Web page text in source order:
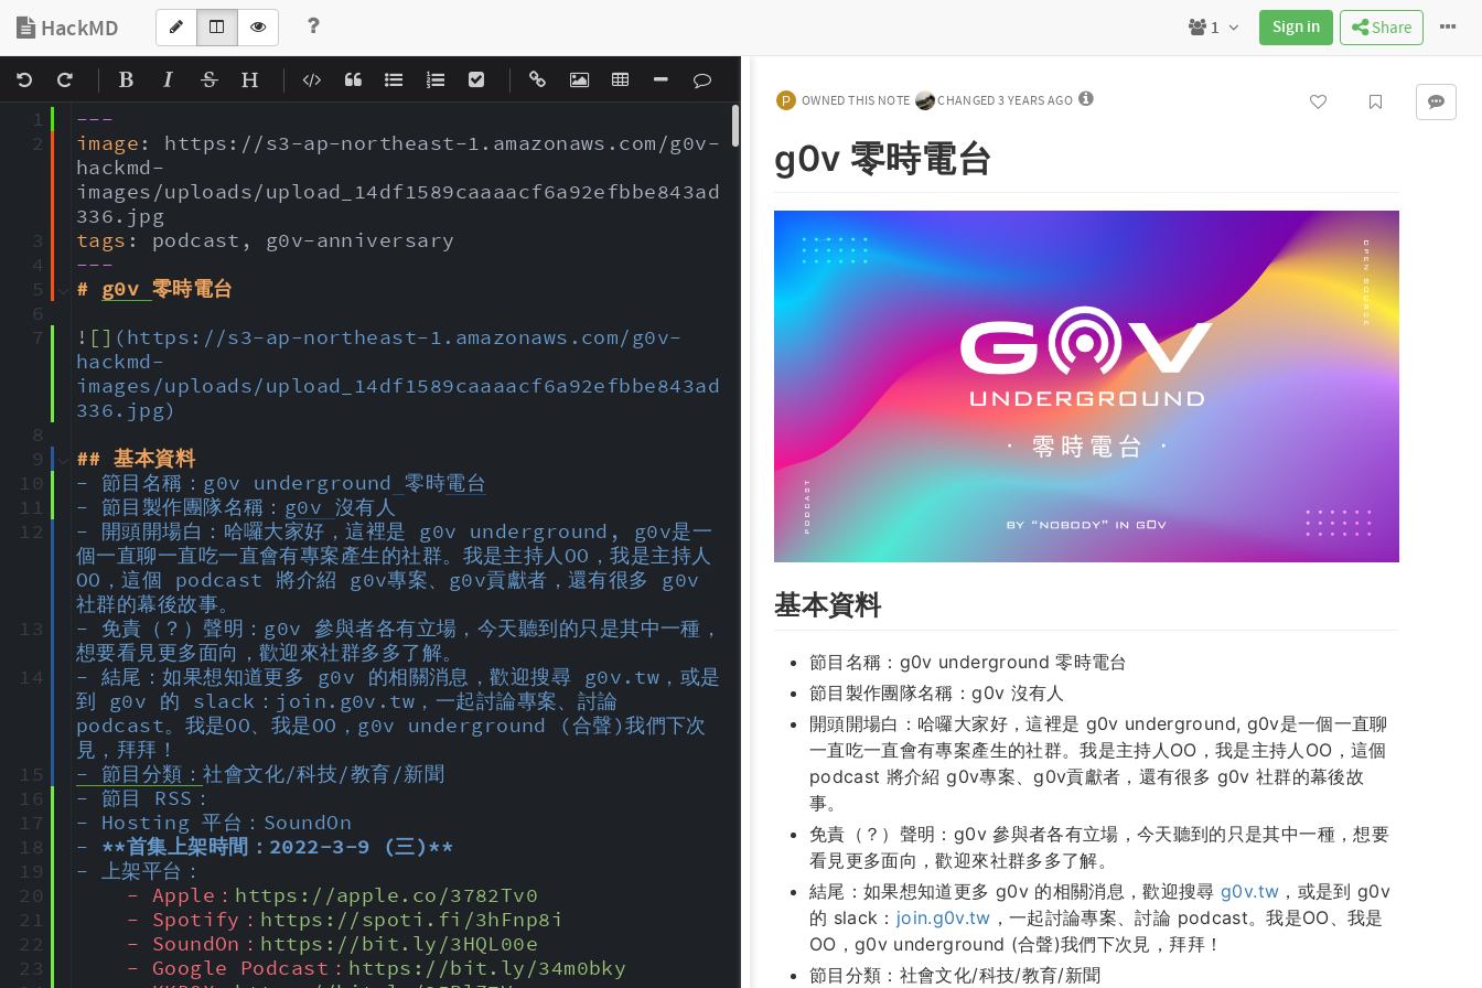
HackMD Share
1 Sign in
1
---
2
image : https : //s3-ap-northeast-1.amazonaws.com/g0v-
hackmd-
images/uploads/upload_14df1589caaaacf6a92efbbe843ad
336.jpg
3
tags : podcast, g0v-anniversary
4
---
5
# g0v 零時電台
6
7
! [] (https://s3-ap-northeast-1.amazonaws.com/g0v-
hackmd-
images/uploads/upload_14df1589caaaacf6a92efbbe843ad
336.jpg)
8
9
## 基本資料
10
- 節目名稱：g0v underground 零時電台
11
- 節目製作團隊名稱： g0v 沒有人
12
- 開頭開場白：哈囉大家好，這裡是 g0v underground, g0v是一
個一直聊一直吃一直會有專案產生的社群。我是主持人OO，我是主持人
OO，這個 podcast 將介紹 g0v專案、g0v貢獻者，還有很多 g0v
社群的幕後故事。
13
- 免責（？）聲明：g0v 參與者各有立場，今天聽到的只是其中一種，
想要看見更多面向，歡迎來社群多多了解。
14
- 結尾：如果想知道更多 g0v 的相關消息，歡迎搜尋 g0v.tw，或是
到 g0v 的 slack：join.g0v.tw，一起討論專案、討論
podcast。我是OO、我是OO，g0v underground (合聲)我們下次
見，拜拜！
15
- 節目分類：社會文化/科技/教育/新聞
16
- 節目 RSS：
17
- Hosting 平台：SoundOn
18
- **首集上架時間：2022-3-9 (三)**
19
- 上架平台：
20
- Apple： https://apple.co/3782Tv0
21
- Spotify： https://spoti.fi/3hFnp8i
22
- SoundOn： https://bit.ly/3HQL00e
23
- Google Podcast： https://bit.ly/34m0bky
OWNED THIS NOTE CHANGED 3 YEARS AGO
g0v 零時電台
基本資料
節目名稱：g0v underground 零時電台
節目製作團隊名稱：g0v 沒有人
開頭開場白：哈囉大家好，這裡是 g0v underground, g0v是一個一直聊
一直吃一直會有專案產生的社群。我是主持人OO，我是主持人OO，這個
podcast 將介紹 g0v專案、g0v貢獻者，還有很多 g0v 社群的幕後故
事。
免責（？）聲明：g0v 參與者各有立場，今天聽到的只是其中一種，想要
看見更多面向，歡迎來社群多多了解。
結尾：如果想知道更多 g0v 的相關消息，歡迎搜尋g0v.tw ，或是到 g0v
的 slack： join.g0v.tw ，一起討論專案、討論 podcast。我是OO、我是
OO，g0v underground (合聲)我們下次見，拜拜！
節目分類：社會文化/科技/教育/新聞